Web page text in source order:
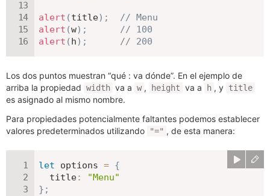
alert (title) ;
// Menu
alert (w) ;
// 100
alert (h) ; // 200
Los dos puntos muestran “qué : va dónde”. En el ejemplo de
arriba la propiedad width va a w , height va a h , y title
es asignado al mismo nombre.
Para propiedades potencialmente faltantes podemos establecer
valores predeterminados utilizando
"=" , de esta manera:
let options = {
title:
"Menu"
} ;